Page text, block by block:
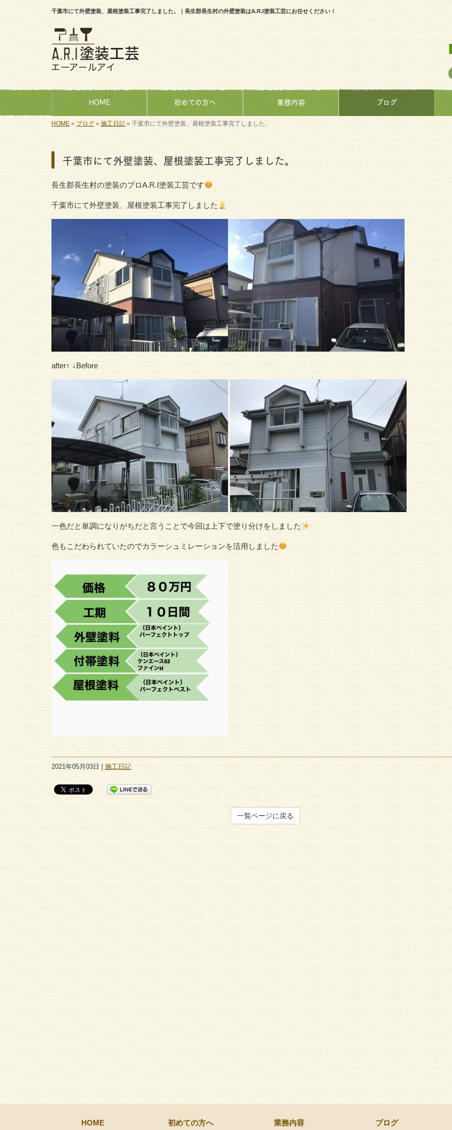
千葉市にて外壁塗装、屋根塗装工事完了しました。｜長生郡長生村の外壁塗装はA.R.I塗装工芸にお任せください！
HOME 初めての方へ 業務内容 ブログ
HOME » ブログ» 施工日記 » 千葉市にて外壁塗装、屋根塗装工事完了しました。
千葉市にて外壁塗装、屋根塗装工事完了しました。
長生郡長生村の塗装のプロA.R.I塗装工芸です
千葉市にて外壁塗装、屋根塗装工事完了しました
after↑ ↓Before
一色だと単調になりがちだと言うことで今回は上下で塗り分けをしました
色もこだわられていたのでカラーシュミレーションを活用しました
2021年05月03日 | 施工日記
一覧ページに戻る
塀塗装 外壁塗
HOME 初めての方へ 業務内容 ブログ